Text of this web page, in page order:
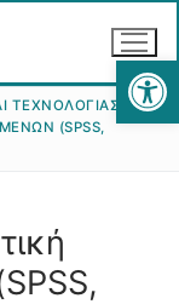
ΤΕΧΝΟΛΟΓΊΑΣ
(SPSS,